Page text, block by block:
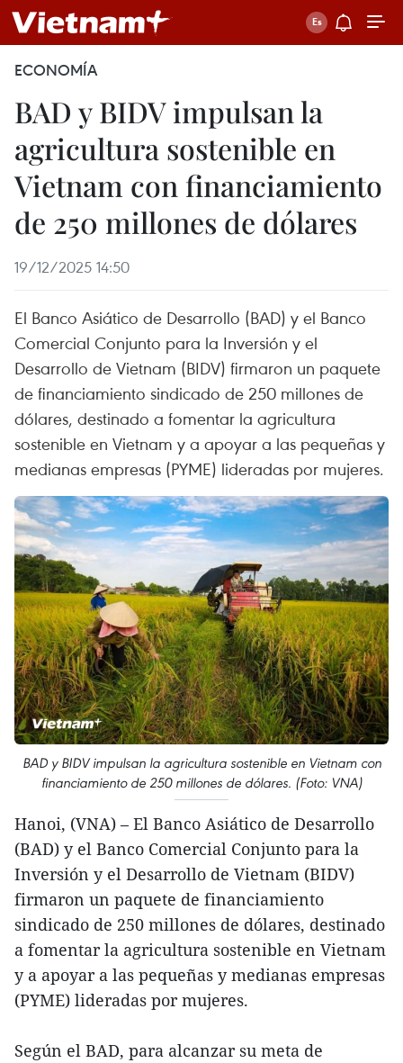
ECONOMÍA
BAD y BIDV impulsan la
agricultura sostenible en
Vietnam con financiamiento
de 250 millones de dólares
19/12/2025 14:50
El Banco Asiático de Desarrollo (BAD) y el Banco
Comercial Conjunto para la Inversión y el
Desarrollo de Vietnam (BIDV) firmaron un paquete
de financiamiento sindicado de 250 millones de
dólares, destinado a fomentar la agricultura
sostenible en Vietnam y a apoyar a las pequeñas y
medianas empresas (PYME) lideradas por mujeres.
BAD y BIDV impulsan la agricultura sostenible en Vietnam con
financiamiento de 250 millones de dólares. (Foto: VNA)
Hanoi, (VNA) – El Banco Asiático de Desarrollo
(BAD) y el Banco Comercial Conjunto para la
Inversión y el Desarrollo de Vietnam (BIDV)
firmaron un paquete de financiamiento
sindicado de 250 millones de dólares, destinado
a fomentar la agricultura sostenible en Vietnam
y a apoyar a las pequeñas y medianas empresas
(PYME) lideradas por mujeres.
Según el BAD, para alcanzar su meta de